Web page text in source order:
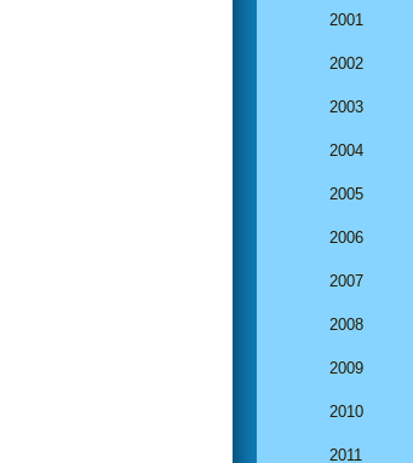
2001
2002
2003
2004
2005
2006
2007
2008
2009
2010
2011